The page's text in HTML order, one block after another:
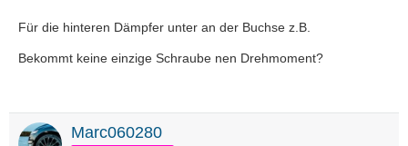
Für die hinteren Dämpfer unter an der Buchse z.B.
Bekommt keine einzige Schraube nen Drehmoment?
Marc060280